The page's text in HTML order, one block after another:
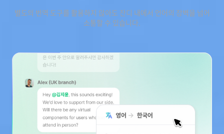
별도의 번역 도구를 활용하지 않아도 잔디 내에서 언어의 장벽을 넘어
소통할 수 있습니다.